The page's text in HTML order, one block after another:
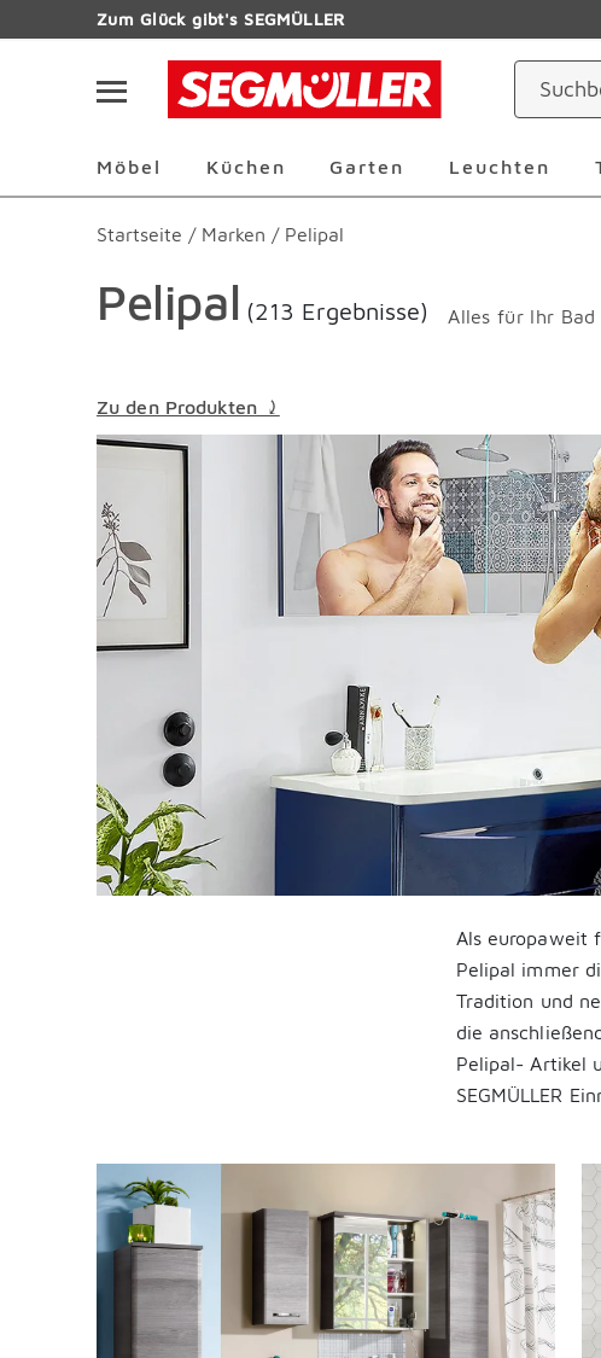
Zum HauptinhaltZum Glück gibt's SEGMÜLLER
Möbel Küchen Garten Leuchten
Startseite / Marken / Pelipal
Pelipal (213 Ergebnisse) Alles für Ihr Bad
Zu den Produkten ⤸
Als europaweit
Pelipal immer
Tradition und
die
Pelipal- Artikel
SEGMÜLLER